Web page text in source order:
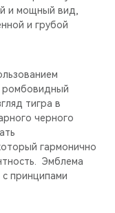
и мощный вид,
и грубой
ромбовидный
тигра в
черного
гармонично
Эмблема
принципами